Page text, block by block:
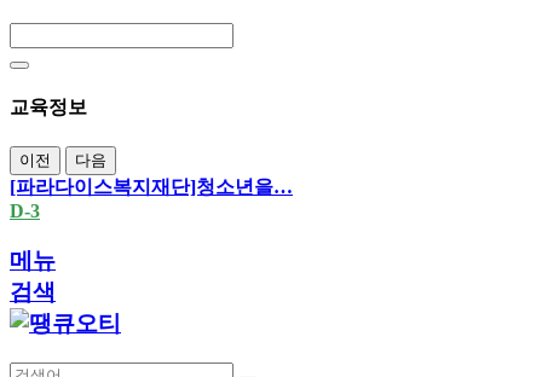
교육정보
이전 다음
[파라다이스복지재단]청소년을…
D-3
메뉴
검색